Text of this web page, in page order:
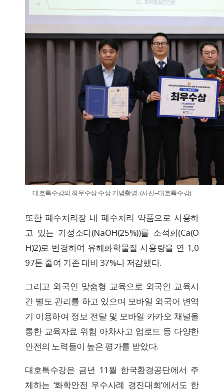
대호특수강의 최우수상 수상 기념촬영. (사진=대호특수강)
또한 폐수처리장 내 폐수처리 약품으로 사용하
고 있는 가성소다(NaOH(25%))를 소석회(Ca(O
H)2)로 변경하여 유해화학물질 사용량을 연 1,0
97톤 줄여 기존 대비 37%나 저감했다.
그리고 외국인 맞춤형 교육으로 외국인 교육시
간 별도 관리를 하고 있으며 모바일 외국어 변역
기 이용하여 정보 전달 및 모바일 카카오 채널을
통한 교육자료 위험 아차사고 업로드 등 다양한
안전의 노력들이 높은 평가를 받았다.
대호특수강은 금년 11월 한국환경공단에서 주
체하는 ‘화학안전 우수사례 경진대회’에서도 한